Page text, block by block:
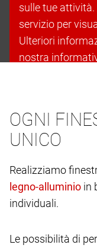
sulle tue attività.
servizio per
Ulteriori
nostra
OGNI
UNICO
Realizziamo
in
individuali.
Le possibilità di